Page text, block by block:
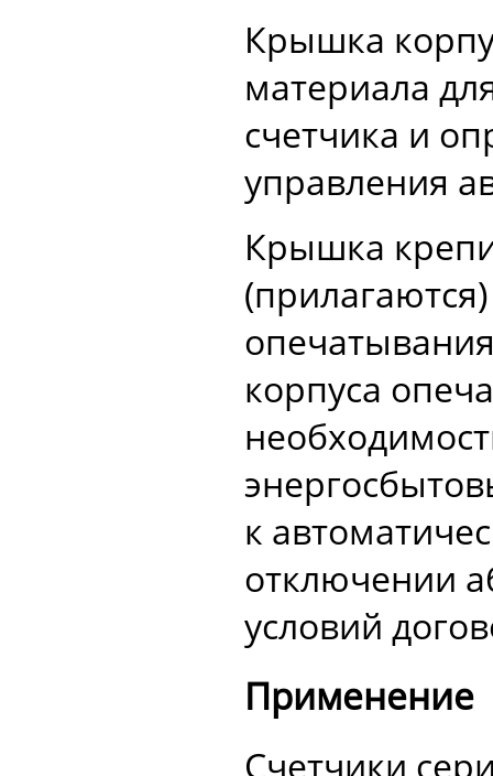
Крышка
материала
счетчика и
управления
Крышка
корпуса
к
отключении
условий
Применение
Счетчики